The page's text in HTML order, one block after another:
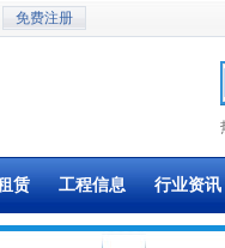
免费注册
赁 工程信息 行业资讯